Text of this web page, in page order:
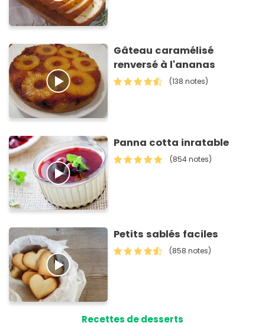
Gâteau caramélisé
renversé à l'ananas
(138 notes)
Panna cotta inratable
(854 notes)
Petits sablés faciles
(858 notes)
Recettes de desserts